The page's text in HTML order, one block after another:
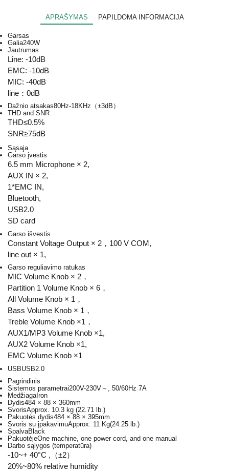
APRAŠYMAS PAPILDOMA INFORMACIJA
Garsas
Galia240W
Jautrumas
Line: -10dB
EMC: -10dB
MIC: -40dB
line：0dB
Dažnio atsakas80Hz-18KHz（±3dB）
THD and SNR
THD≤0.5%
SNR≥75dB
Sąsaja
Garso įvestis
6.5 mm Microphone × 2,
AUX IN × 2,
1*EMC IN,
Bluetooth,
USB2.0
SD card
Garso išvestis
Constant Voltage Output × 2，100 V COM,
line out × 1,
Garso reguliavimo ratukas
MIC Volume Knob × 2，
Partition 1 Volume Knob × 6，
All Volume Knob × 1，
Bass Volume Knob × 1，
Treble Volume Knob ×1，
AUX1/MP3 Volume Knob ×1,
AUX2 Volume Knob ×1,
EMC Volume Knob ×1
USBUSB2.0
Pagrindinis
Sistemos parametrai200V-230V～, 50/60Hz 7A
MedžiagaIron
Dydis484 × 88 × 360mm
SvorisApprox. 10.3 kg (22.71 lb.)
Pakuotės dydis484 × 88 × 395mm
Svoris su įpakavimuApprox. 11 Kg(24.25 lb.)
SpalvaBlack
PakuotėjeOne machine, one power cord, and one manual
Darbo sąlygos (temperatūra)
-10~+ 40°C ,（±2）
20%~80% relative humidity